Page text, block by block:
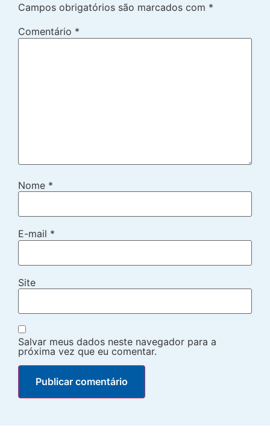
Campos obrigatórios são marcados com *
Comentário *
Nome *
E-mail *
Site
Salvar meus dados neste navegador para a
próxima vez que eu comentar.